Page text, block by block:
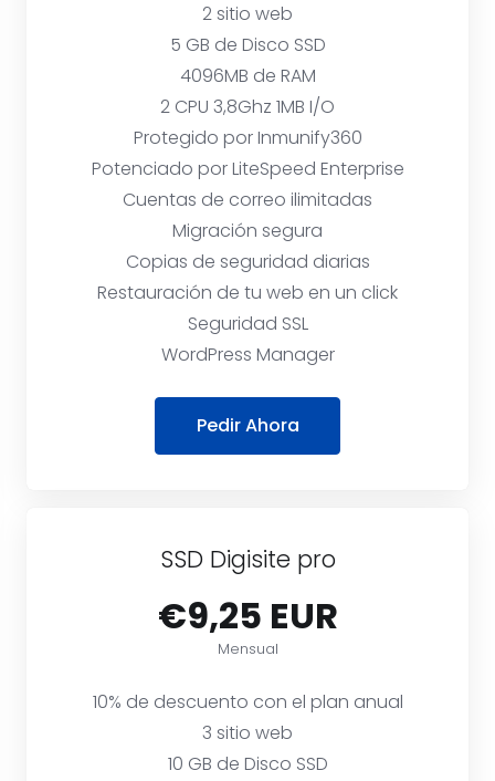
2 sitio web
5 GB de Disco SSD
4096MB de RAM
2 CPU 3,8Ghz 1MB I/O
Protegido por Inmunify360
Potenciado por LiteSpeed Enterprise
Cuentas de correo ilimitadas
Migración segura
Copias de seguridad diarias
Restauración de tu web en un click
Seguridad SSL
WordPress Manager
Pedir Ahora
SSD Digisite pro
€9,25 EUR
Mensual
10% de descuento con el plan anual
3 sitio web
10 GB de Disco SSD